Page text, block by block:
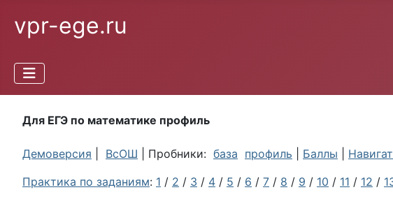
vpr-ege.ru
Для ЕГЭ по математике профиль
Демоверсия ВсОШ | Пробники: база профиль Баллы
Практика по заданиям: 1 / 2 / 3 / 4 / 5 / 6 / 7 / 8 / 9 / 10 / 11 / 12 /